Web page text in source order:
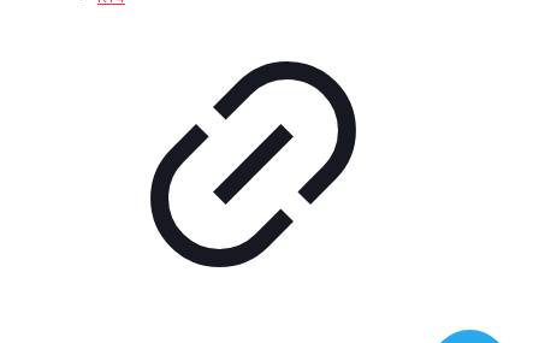
Опции
можно
на
странице
товара.